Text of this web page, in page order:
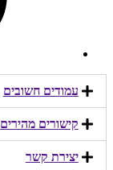
עמודים חשובים
קישורים מהירים​
יצירת קשר​